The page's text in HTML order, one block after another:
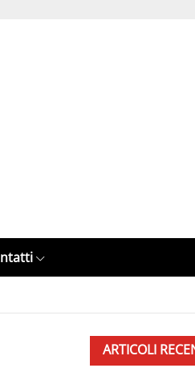
ARTICOLI